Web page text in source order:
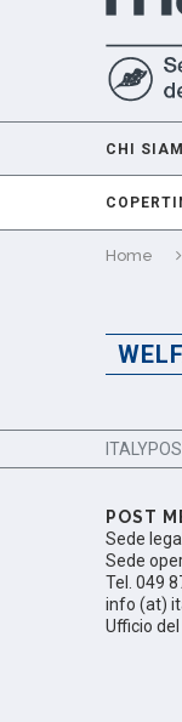
CHI
Home
POST
Sede
Sede
Tel. 049
info (at)
Ufficio